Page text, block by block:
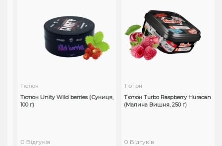
Тютюн
Тютюн Unity Wild berries (Суниця,
100 г)
0 Відгуків
Тютюн
Тютюн Turbo Raspberry Huracan
(Малина Вишня, 250 г)
0 Відгуків